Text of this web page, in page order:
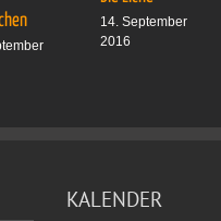
14. September
2016
KALENDER